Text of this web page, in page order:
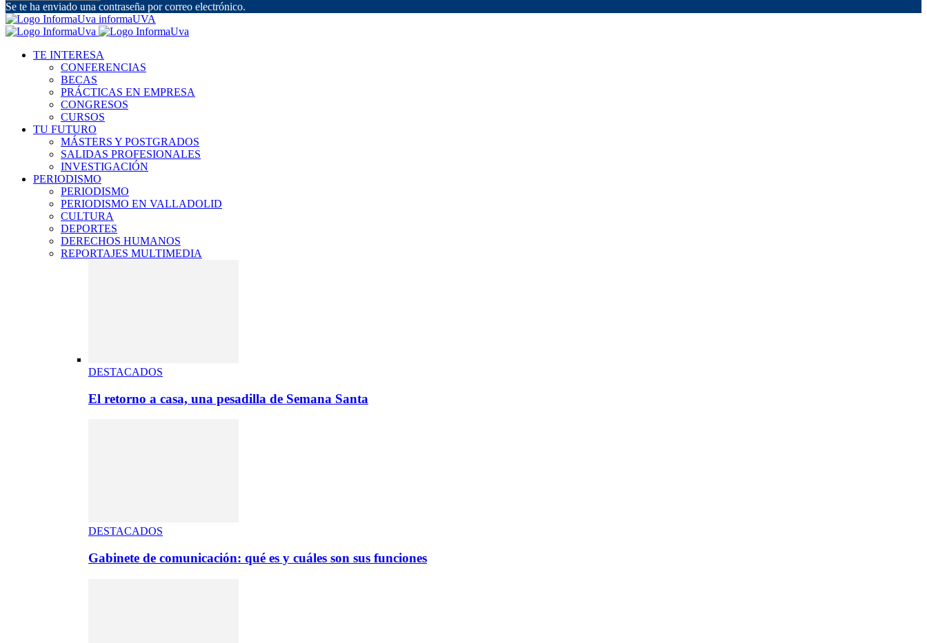
Se te ha enviado una contraseña por correo electrónico.
informaUVA
TE INTERESA
CONFERENCIAS
BECAS
PRÁCTICAS EN EMPRESA
CONGRESOS
CURSOS
TU FUTURO
MÁSTERS Y POSTGRADOS
SALIDAS PROFESIONALES
INVESTIGACIÓN
PERIODISMO
PERIODISMO
PERIODISMO EN VALLADOLID
CULTURA
DEPORTES
DERECHOS HUMANOS
REPORTAJES MULTIMEDIA
DESTACADOS
El retorno a casa, una pesadilla de Semana Santa
DESTACADOS
Gabinete de comunicación: qué es y cuáles son sus funciones